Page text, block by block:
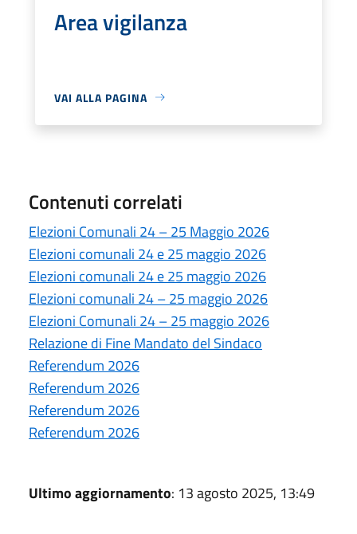
Area vigilanza
VAI ALLA PAGINA
Contenuti correlati
Elezioni Comunali 24 – 25 Maggio 2026
Elezioni comunali 24 e 25 maggio 2026
Elezioni comunali 24 e 25 maggio 2026
Elezioni comunali 24 – 25 maggio 2026
Elezioni Comunali 24 – 25 maggio 2026
Relazione di Fine Mandato del Sindaco
Referendum 2026
Referendum 2026
Referendum 2026
Referendum 2026
Ultimo aggiornamento: 13 agosto 2025, 13:49